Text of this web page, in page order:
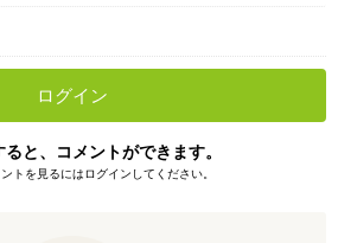
ログイン
ると、コメントができます。
トを見るにはログインしてください。